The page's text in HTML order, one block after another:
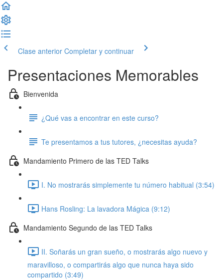
Clase anterior Completar y continuar
Presentaciones Memorables
Bienvenida
¿Qué vas a encontrar en este curso?
Te presentamos a tus tutores, ¿necesitas ayuda?
Mandamiento Primero de las TED Talks
I. No mostrarás simplemente tu número habitual (3:54)
Hans Rosling: La lavadora Mágica (9:12)
Mandamiento Segundo de las TED Talks
II. Soñarás un gran sueño, o mostrarás algo nuevo y
maravilloso, o compartirás algo que nunca haya sido
compartido (3:49)